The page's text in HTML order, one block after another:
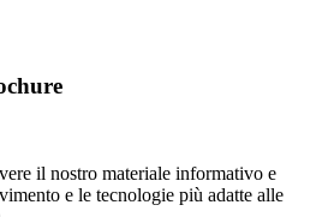
il nostro materiale informativo e
e le tecnologie più adatte alle